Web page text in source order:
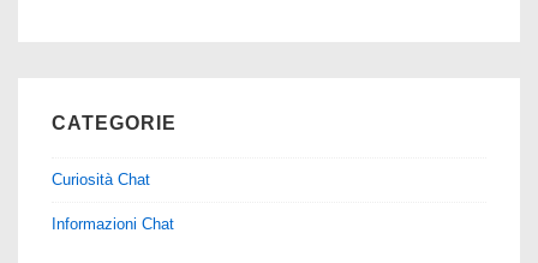
CATEGORIE
Curiosità Chat
Informazioni Chat